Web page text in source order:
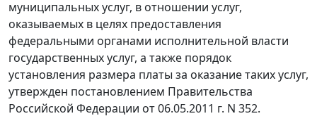
муниципальных услуг, в отношении услуг,
оказываемых в целях предоставления
федеральными органами исполнительной власти
государственных услуг, а также порядок
установления размера платы за оказание таких услуг,
утвержден постановлением Правительства
Российской Федерации от 06.05.2011 г. N 352.